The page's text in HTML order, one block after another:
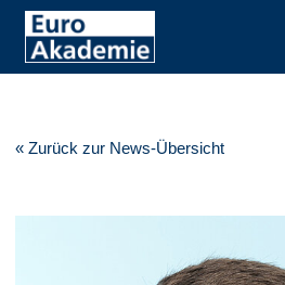
« Zurück zur News-Übersicht